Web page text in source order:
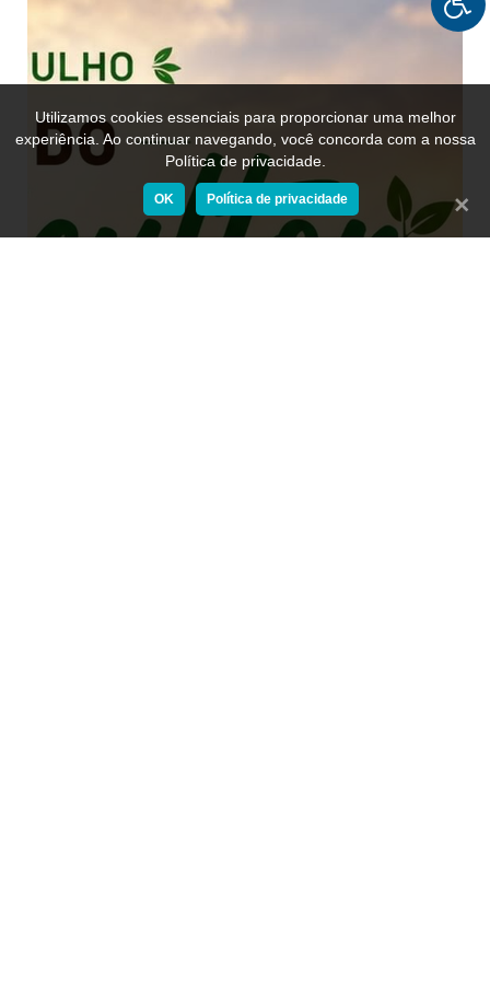
Utilizamos cookies essenciais para proporcionar uma melhor
experiência. Ao continuar navegando, você concorda com a nossa
Política de privacidade.
OK Política de privacidade Fechar